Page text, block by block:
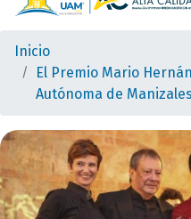
Inicio
El Premio Mario
Autónoma de Manizales